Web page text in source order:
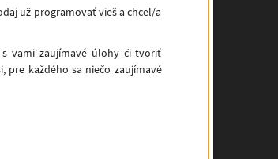
už programovať vieš a chcel/a
vami zaujímavé úlohy či tvoriť
každého sa niečo zaujímavé